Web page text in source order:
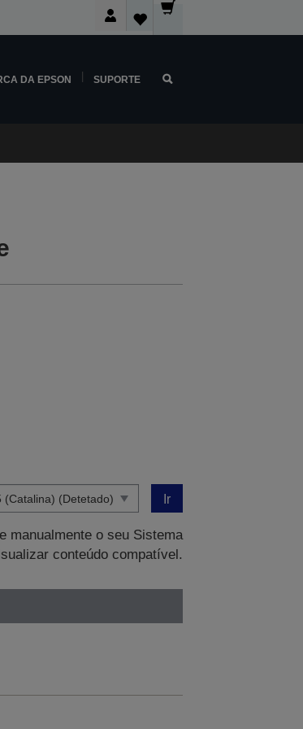
DA EPSON SUPORTE
Ir
manualmente o seu Sistema
conteúdo compatível.